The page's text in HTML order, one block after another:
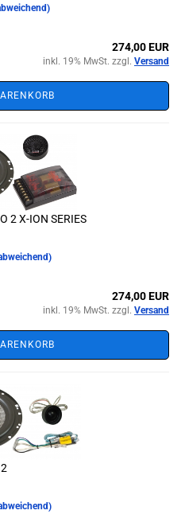
274,00 EUR
inkl. 19% MwSt. zzgl. Versand
2 X-ION SERIES
274,00 EUR
inkl. 19% MwSt. zzgl. Versand